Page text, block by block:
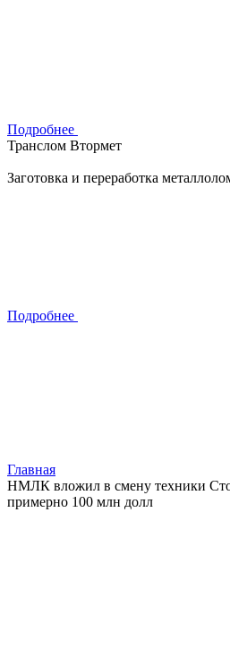
Подробнее
Транслом Втормет
Заготовка и переработка
Подробнее
Главная
НМЛК вложил в смену техники
примерно 100 млн долл